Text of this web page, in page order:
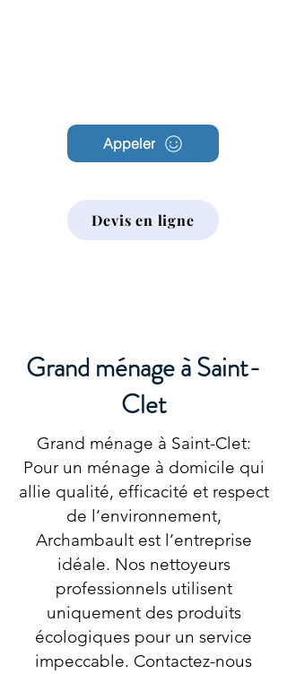
Appeler
Devis en ligne
Grand ménage à Saint-
Clet
Grand ménage à Saint-Clet:
Pour un ménage à domicile qui
allie qualité, efficacité et respect
de l’environnement,
Archambault est l’entreprise
idéale. Nos nettoyeurs
professionnels utilisent
uniquement des produits
écologiques pour un service
impeccable. Contactez-nous